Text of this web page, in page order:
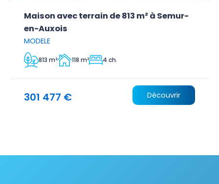
Maison avec terrain de 813 m² à Semur-
en-Auxois
MODELE
813 m² 118 m² 4 ch.
301 477 € Découvrir